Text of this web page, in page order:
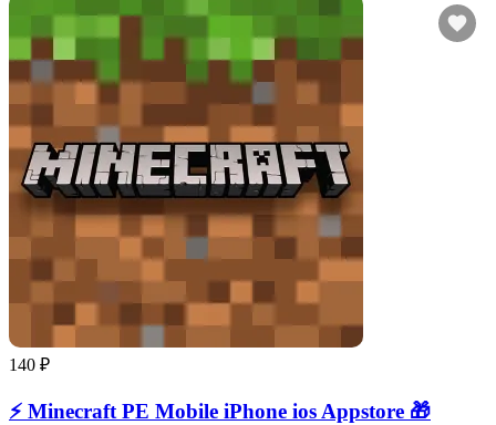
140 ₽
⚡️ Minecraft PE Mobile iPhone ios Appstore 🎁